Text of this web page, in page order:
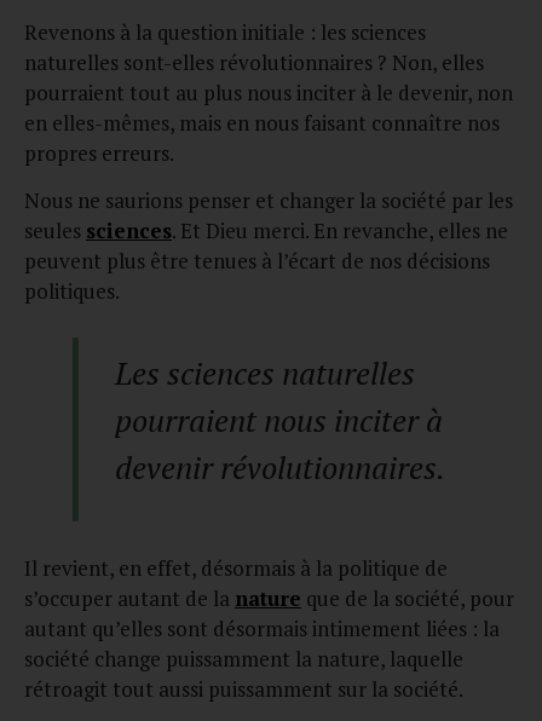
Revenons à la question initiale : les sciences
naturelles sont-elles révolutionnaires ? Non, elles
pourraient tout au plus nous inciter à le devenir, non
en elles-mêmes, mais en nous faisant connaître nos
propres erreurs.
Nous ne saurions penser et changer la société par les
seules sciences. Et Dieu merci. En revanche, elles ne
peuvent plus être tenues à l’écart de nos décisions
politiques.
Les sciences naturelles
pourraient nous inciter à
devenir révolutionnaires.
Il revient, en effet, désormais à la politique de
s’occuper autant de la nature que de la société, pour
autant qu’elles sont désormais intimement liées : la
société change puissamment la nature, laquelle
rétroagit tout aussi puissamment sur la société.